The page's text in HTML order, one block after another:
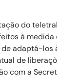
do
à
adaptá-
de
com a